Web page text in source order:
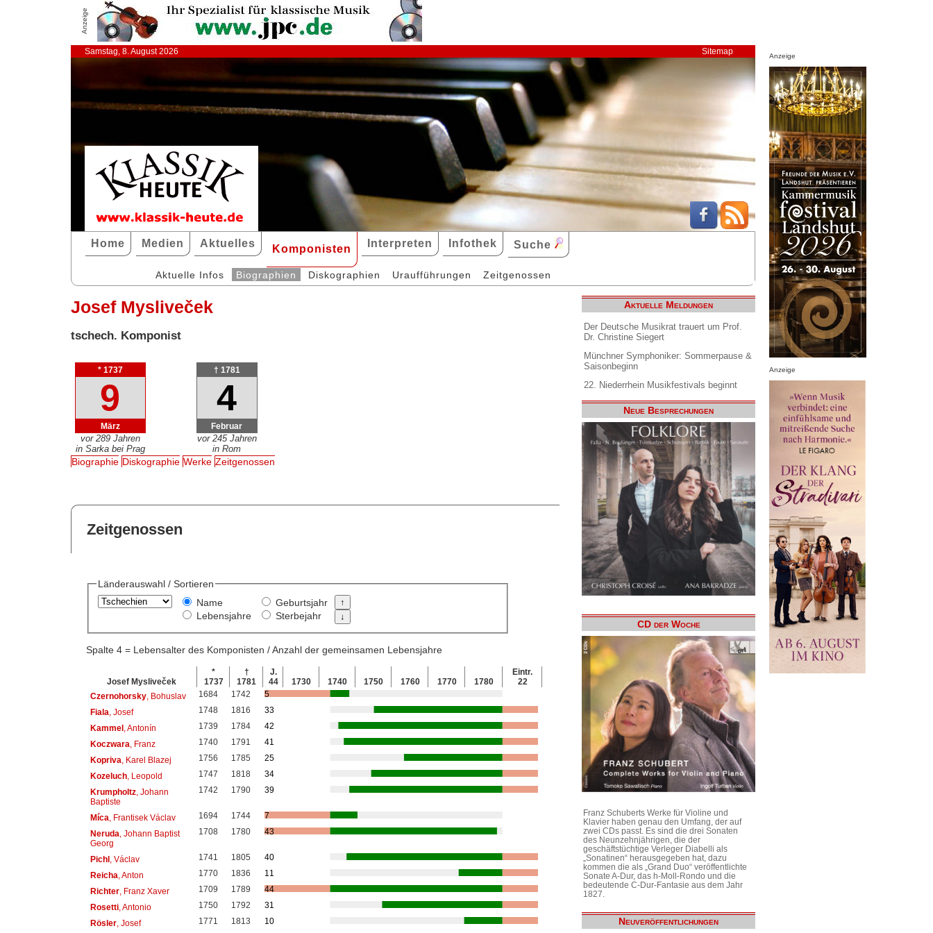
Anzeige
Samstag, 8. August 2026 Sitemap
Home Medien Aktuelles Komponisten Interpreten Infothek Suche
Aktuelle Infos Biographien Diskographien Uraufführungen Zeitgenossen
Josef Mysliveček
tschech. Komponist
* 1737
9
März
vor 289 Jahren
in Sarka bei Prag
† 1781
4
Februar
vor 245 Jahren
in Rom
Biographie Diskographie Werke Zeitgenossen
Zeitgenossen
Länderauswahl / Sortieren
Name
Lebensjahre
Geburtsjahr
Sterbejahr
Spalte 4 = Lebensalter des Komponisten / Anzahl der gemeinsamen Lebensjahre
Josef Mysliveček
*
1737
†
1781
J.
44
1730 1740 1750 1760 1770 1780
Eintr.
22
Czernohorsky, Bohuslav 1684 1742
5
Fiala , Josef 1748 1816
33
Kammel, Antonín 1739 1784
42
Koczwara , Franz 1740 1791
41
Kopriva , Karel Blazej 1756 1785
25
Kozeluch, Leopold 1747 1818
34
Krumpholtz, Johann
Baptiste
1742 1790 39
Míca , Frantisek Václav 1694 1744
7
Neruda , Johann Baptist
Georg
1708 1780 43
Pichl, Václav 1741 1805
40
Reicha , Anton 1770 1836
11
Richter, Franz Xaver 1709 1789
44
Rosetti, Antonio 1750 1792
31
Rösler, Josef 1771 1813
10
Aktuelle Meldungen
Der Deutsche Musikrat trauert um Prof.
Dr. Christine Siegert
Münchner Symphoniker: Sommerpause &
Saisonbeginn
22. Niederrhein Musikfestivals beginnt
Neue Besprechungen
CD der Woche
Franz Schuberts Werke für Violine und
Klavier haben genau den Umfang, der auf
zwei CDs passt. Es sind die drei Sonaten
des Neunzehnjährigen, die der
geschäftstüchtige Verleger Diabelli als
„Sonatinen“ herausgegeben hat, dazu
kommen die als „Grand Duo“ veröffentlichte
Sonate A-Dur, das h-Moll-Rondo und die
bedeutende C-Dur-Fantasie aus dem Jahr
1827.
Neuveröffentlichungen
Anzeige
Anzeige